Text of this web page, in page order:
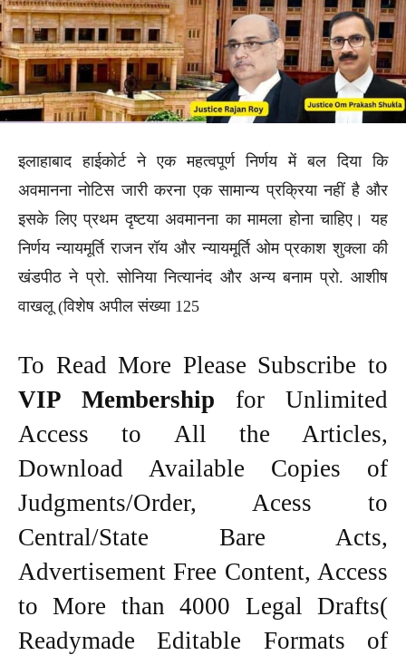
इलाहाबाद हाईकोर्ट ने एक महत्वपूर्ण निर्णय में बल दिया कि
अवमानना नोटिस जारी करना एक सामान्य प्रक्रिया नहीं है और
इसके लिए प्रथम दृष्टया अवमानना का मामला होना चाहिए। यह
निर्णय न्यायमूर्ति राजन रॉय और न्यायमूर्ति ओम प्रकाश शुक्ला की
खंडपीठ ने प्रो. सोनिया नित्यानंद और अन्य बनाम प्रो. आशीष
वाखलू (विशेष अपील संख्या 125
To Read More Please Subscribe to
VIP Membership for Unlimited
Access to All the Articles,
Download Available Copies of
Judgments/Order, Acess to
Central/State Bare Acts,
Advertisement Free Content, Access
to More than 4000 Legal Drafts(
Readymade Editable Formats of